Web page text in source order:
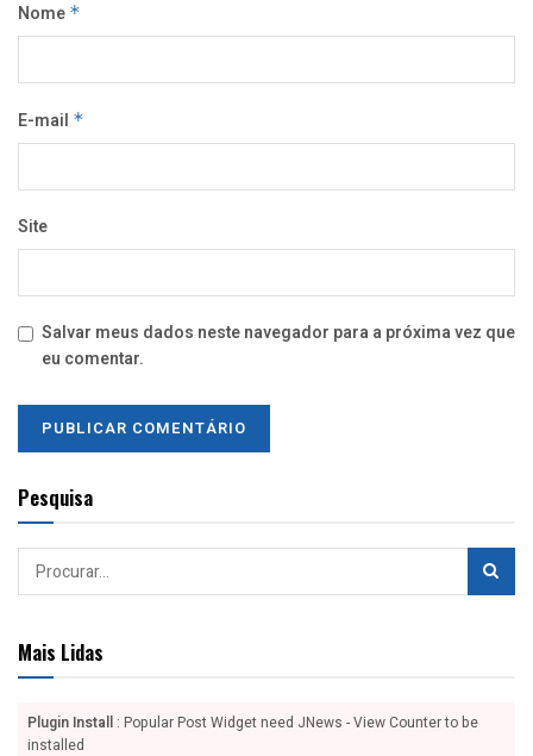
Nome *
E-mail *
Site
Salvar meus dados neste navegador para a próxima vez que
eu comentar.
Pesquisa
Mais Lidas
Plugin Install : Popular Post Widget need JNews - View Counter to be
installed